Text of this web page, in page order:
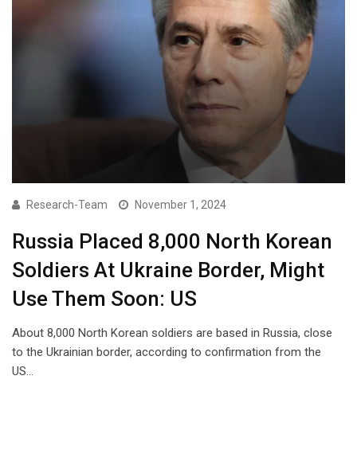
Research-Team November 1, 2024
Russia Placed 8,000 North Korean
Soldiers At Ukraine Border, Might
Use Them Soon: US
About 8,000 North Korean soldiers are based in Russia, close
to the Ukrainian border, according to confirmation from the
US…